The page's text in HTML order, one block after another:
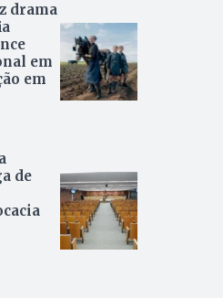
drama
em
em
de